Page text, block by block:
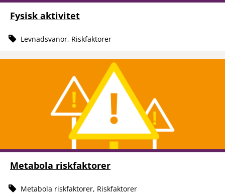
Fysisk aktivitet
Levnadsvanor, Riskfaktorer
Metabola riskfaktorer
Metabola riskfaktorer, Riskfaktorer